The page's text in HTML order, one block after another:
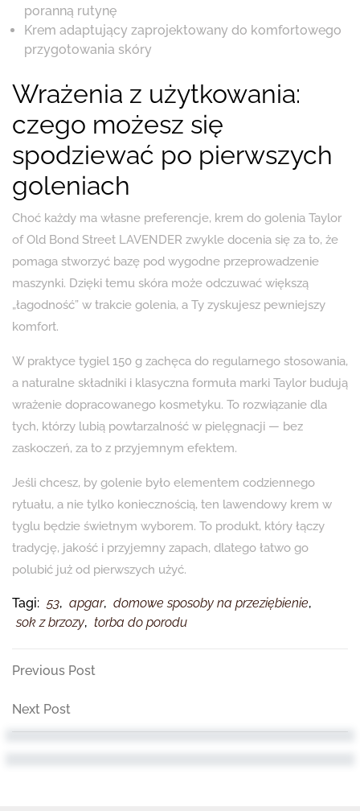
poranną rutynę
Krem adaptujący zaprojektowany do komfortowego
przygotowania skóry
Wrażenia z użytkowania:
czego możesz się
spodziewać po pierwszych
goleniach
Choć każdy ma własne preferencje, krem do golenia Taylor
of Old Bond Street LAVENDER zwykle docenia się za to, że
pomaga stworzyć bazę pod wygodne przeprowadzenie
maszynki. Dzięki temu skóra może odczuwać większą
„łagodność” w trakcie golenia, a Ty zyskujesz pewniejszy
komfort.
W praktyce tygiel 150 g zachęca do regularnego stosowania,
a naturalne składniki i klasyczna formuła marki Taylor budują
wrażenie dopracowanego kosmetyku. To rozwiązanie dla
tych, którzy lubią powtarzalność w pielęgnacji — bez
zaskoczeń, za to z przyjemnym efektem.
Jeśli chcesz, by golenie było elementem codziennego
rytuału, a nie tylko koniecznością, ten lawendowy krem w
tyglu będzie świetnym wyborem. To produkt, który łączy
tradycję, jakość i przyjemny zapach, dlatego łatwo go
polubić już od pierwszych użyć.
Tagi: 53, apgar, domowe sposoby na przeziębienie,
sok z brzozy, torba do porodu
Nawigacja
wpisu
Previous
Previous Post
Next
Post
Next Post